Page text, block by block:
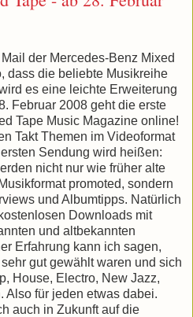
der Mercedes-Benz Mixed
dass die beliebte Musikreihe
es eine leichte Erweiterung
Februar 2008 geht die erste
Tape Music Magazine online!
Takt Themen im Videoformat
Sendung wird heißen:
nicht nur wie früher alte
promoted, sondern
und Albumtipps. Natürlich
Downloads mit
und altbekannten
Erfahrung kann ich sagen,
gut gewählt waren und sich
House, Electro, New Jazz,
Also für jeden etwas dabei.
auch in Zukunft auf die